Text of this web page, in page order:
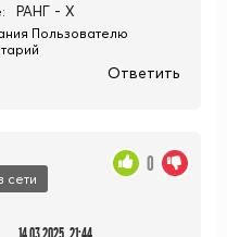
РАНГ - X
Пользователю
Ответить
сети
0